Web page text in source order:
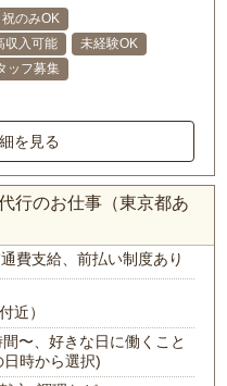
のみOK
収入可能
未経験OK
ッフ募集
を見る
行のお仕事（東京都あ
通費支給、前払い制度あり
近）
〜、好きな日に働くこと
時から選択)